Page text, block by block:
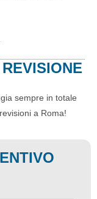
sempre in totale
a Roma!